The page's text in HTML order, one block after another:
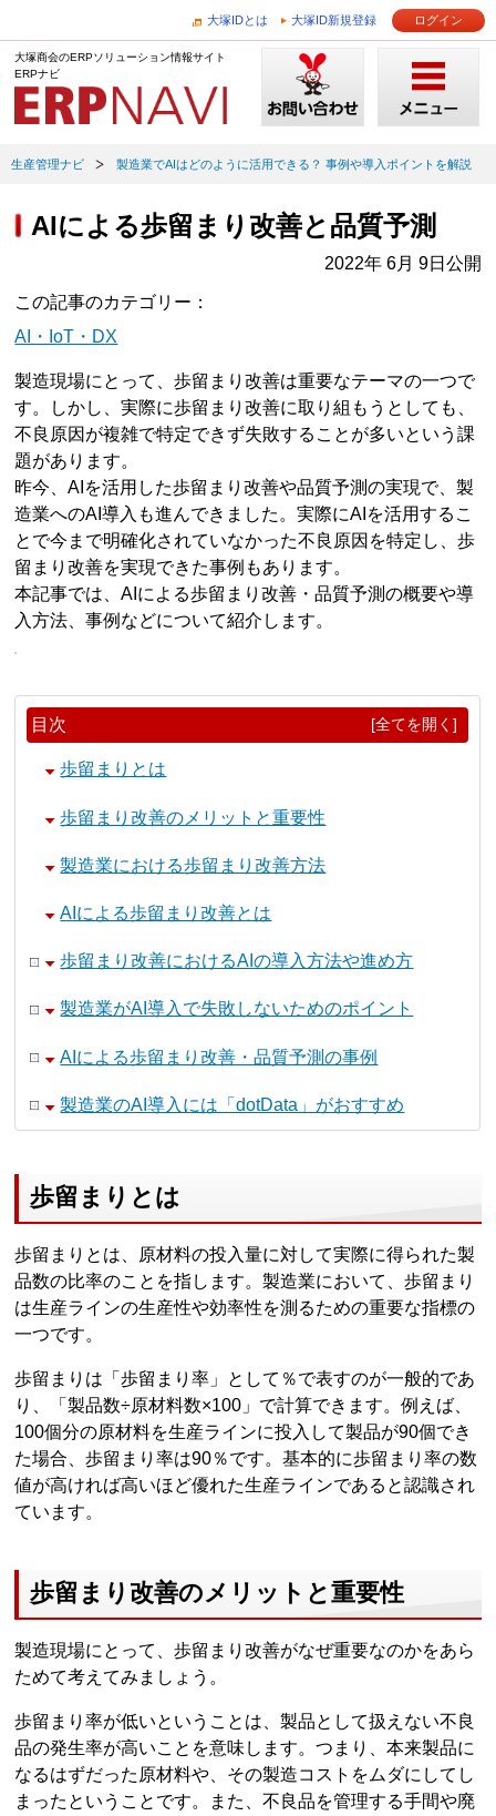
大塚IDとは 大塚ID新規登録 ログイン
大塚商会のERPソリューション情報サイト
ERPナビ
生産管理ナビ 製造業でAIはどのように活用できる？ 事例や導入ポイントを解説
AIによる歩留まり改善と品質予測
2022年 6月 9日公開
この記事のカテゴリー
AI・IoT・DX
製造現場にとって、歩留まり改善は重要なテーマの一つで
す。しかし、実際に歩留まり改善に取り組もうとしても、
不良原因が複雑で特定できず失敗することが多いという課
題があります。
昨今、AIを活用した歩留まり改善や品質予測の実現で、製
造業へのAI導入も進んできました。実際にAIを活用するこ
とで今まで明確化されていなかった不良原因を特定し、歩
留まり改善を実現できた事例もあります。
本記事では、AIによる歩留まり改善・品質予測の概要や導
入方法、事例などについて紹介します。
目次 [全てを開く]
歩留まりとは
歩留まり改善のメリットと重要性
製造業における歩留まり改善方法
AIによる歩留まり改善とは
歩留まり改善におけるAIの導入方法や進め方
製造業がAI導入で失敗しないためのポイント
AIによる歩留まり改善・品質予測の事例
製造業のAI導入には「dotData」がおすすめ
歩留まりとは
歩留まりとは、原材料の投入量に対して実際に得られた製
品数の比率のことを指します。製造業において、歩留まり
は生産ラインの生産性や効率性を測るための重要な指標の
一つです。
歩留まりは「歩留まり率」として％で表すのが一般的であ
り、「製品数÷原材料数×100」で計算できます。例えば、
100個分の原材料を生産ラインに投入して製品が90個でき
た場合、歩留まり率は90％です。基本的に歩留まり率の数
値が高ければ高いほど優れた生産ラインであると認識され
ています。
歩留まり改善のメリットと重要性
製造現場にとって、歩留まり改善がなぜ重要なのかをあら
ためて考えてみましょう。
歩留まり率が低いということは、製品として扱えない不良
品の発生率が高いことを意味します。つまり、本来製品に
なるはずだった原材料や、その製造コストをムダにしてし
まったということです。また、不良品を管理する手間や廃